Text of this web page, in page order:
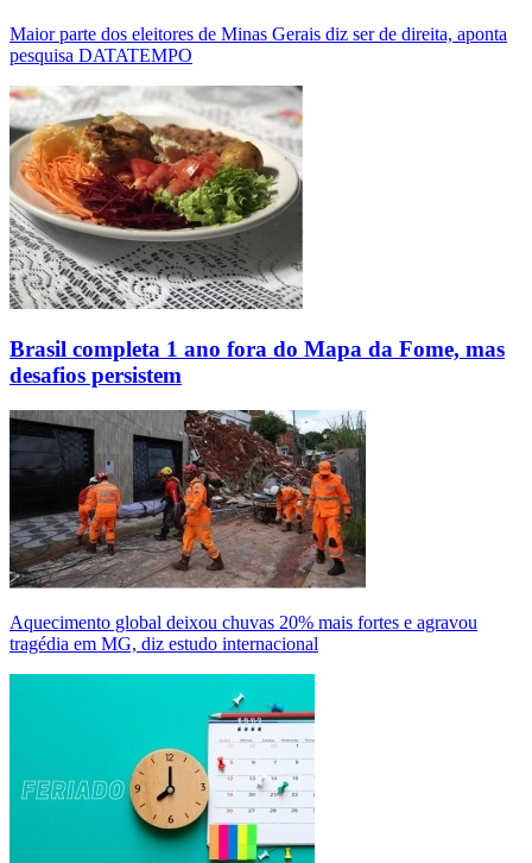
Maior parte dos eleitores de Minas Gerais diz ser de direita, aponta
pesquisa DATATEMPO
Brasil completa 1 ano fora do Mapa da Fome, mas
desafios persistem
Aquecimento global deixou chuvas 20% mais fortes e agravou
tragédia em MG, diz estudo internacional